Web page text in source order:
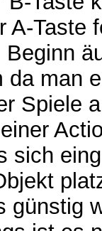
A-Taste
da man
Spiele
sich
günstig